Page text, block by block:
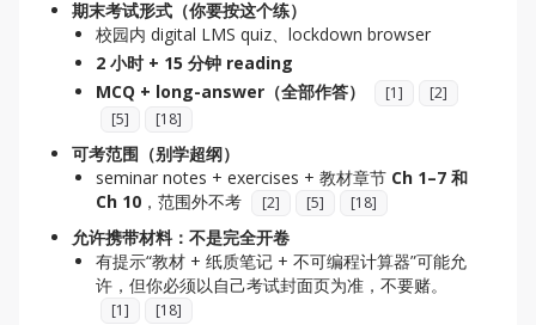
期末考试形式（你要按这个练）
校园内 digital LMS quiz、lockdown browser
2 小时 + 15 分钟 reading
MCQ + long-answer（全部作答）
[1] [2]
[5] [18]
可考范围（别学超纲）
seminar notes + exercises + 教材章节 Ch 1–7 和
Ch 10 ，范围外不考 [2] [5] [18]
允许携带材料：不是完全开卷
有提示“教材 + 纸质笔记 + 不可编程计算器”可能允
许，但你必须以自己考试封面页为准，不要赌。
[1] [18]